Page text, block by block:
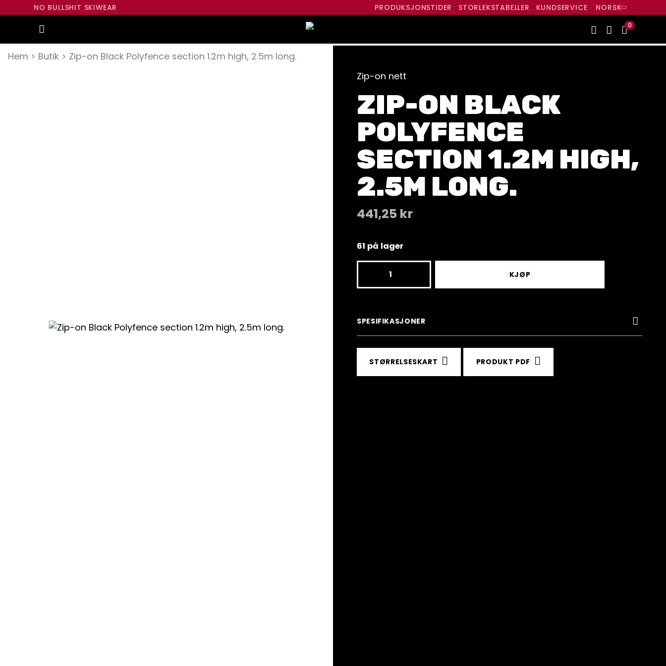
NO BULLSHIT SKIWEAR PRODUKSJONSTIDER STORLEKSTABELLER KUNDSERVICE NORSK
0
Hem > Butik > Zip-on Black Polyfence section 1.2m high, 2.5m long.
Zip-on nett
ZIP-ON BLACK
POLYFENCE
SECTION 1.2M HIGH,
2.5M LONG.
441,25 kr
61 på lager
1.2m
high,
2.5m
KJØP
SPESIFIKASJONER
STØRRELSESKART PRODUKT PDF